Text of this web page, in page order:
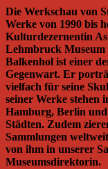
Die Werkschau von
Werke von 1990 bis
Kulturdezernentin
Lehmbruck Museum
Balkenhol ist einer
Gegenwart. Er
vielfach für seine
seiner Werke stehen
Hamburg, Berlin und
Städten. Zudem
Sammlungen
von ihm in unserer
Museumsdirektorin.